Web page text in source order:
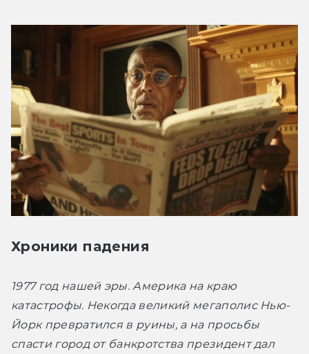
Хроники падения
1977 год нашей эры. Америка на краю
катастрофы. Некогда великий мегаполис Нью-
Йорк превратился в руины, а на просьбы
спасти город от банкротства президент дал